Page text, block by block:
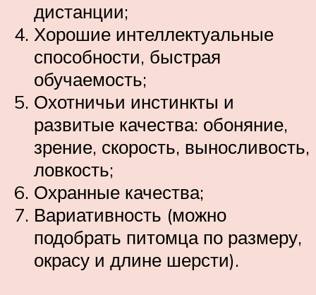
дистанции;
Хорошие интеллектуальные
способности, быстрая
обучаемость;
Охотничьи инстинкты и
развитые качества: обоняние,
зрение, скорость, выносливость,
ловкость;
Охранные качества;
Вариативность (можно
подобрать питомца по размеру,
окрасу и длине шерсти).